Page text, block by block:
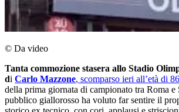
© Da video
Tanta commozione stasera allo Stadio
di Carlo Mazzone, scomparso ieri all’età di
della prima giornata di campionato tra Roma e
pubblico giallorosso ha voluto far sentire il